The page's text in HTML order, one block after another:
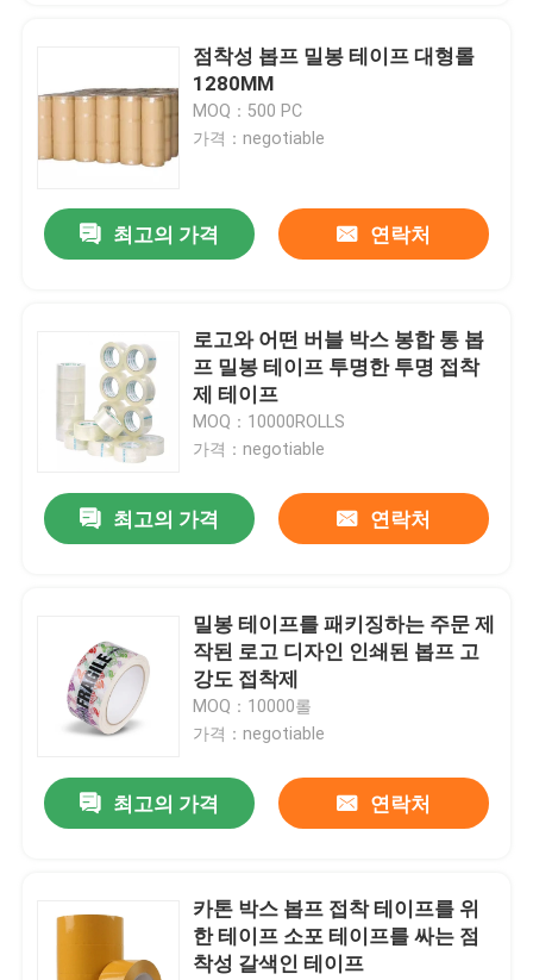
점착성 봅프 밀봉 테이프 대형롤
1280MM
MOQ：500 PC
가격：negotiable
최고의 가격 연락처
로고와 어떤 버블 박스 봉합 통 봅
프 밀봉 테이프 투명한 투명 접착
제 테이프
MOQ：10000ROLLS
가격：negotiable
최고의 가격 연락처
밀봉 테이프를 패키징하는 주문 제
작된 로고 디자인 인쇄된 봅프 고
강도 접착제
MOQ：10000롤
가격：negotiable
최고의 가격 연락처
카톤 박스 봅프 접착 테이프를 위
한 테이프 소포 테이프를 싸는 점
착성 갈색인 테이프